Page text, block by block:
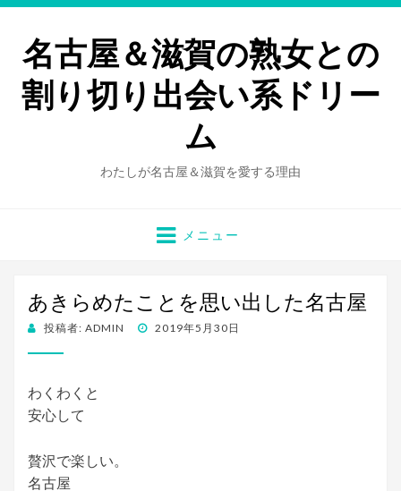
名古屋＆滋賀の熟女との
割り切り出会い系ドリー
ム
わたしが名古屋＆滋賀を愛する理由
メニュー
あきらめたことを思い出した名古屋
投稿者: ADMIN
投 2019年5月30日
わくわくと
安心して
贅沢で楽しい。
名古屋